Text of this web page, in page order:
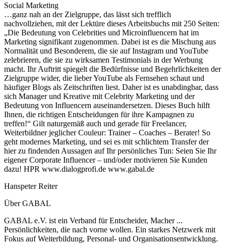
Social Marketing
…ganz nah an der Zielgruppe, das lässt sich trefflich
nachvollziehen, mit der Lektüre dieses Arbeitsbuchs mit 250 Seiten:
„Die Bedeutung von Celebrities und Microinfluencern hat im
Marketing signifikant zugenommen. Dabei ist es die Mischung aus
Normalität und Besonderem, die sie auf Instagram und YouTube
zelebrieren, die sie zu wirksamen Testimonials in der Werbung
macht. Ihr Auftritt spiegelt die Bedürfnisse und Begehrlichkeiten der
Zielgruppe wider, die lieber YouTube als Fernsehen schaut und
häufiger Blogs als Zeitschriften liest. Daher ist es unabdingbar, dass
sich Manager und Kreative mit Celebrity Marketing und der
Bedeutung von Influencern auseinandersetzen. Dieses Buch hilft
Ihnen, die richtigen Entscheidungen für ihre Kampagnen zu
treffen!“ Gilt naturgemäß auch und gerade für Freelancer,
Weiterbildner jeglicher Couleur: Trainer – Coaches – Berater! So
geht modernes Marketing, und sei es mit schlichtem Transfer der
hier zu findenden Aussagen auf Ihr persönliches Tun: Seien Sie Ihr
eigener Corporate Influencer – und/oder motivieren Sie Kunden
dazu! HPR www.dialogprofi.de www.gabal.de
Hanspeter Reiter
Über GABAL
GABAL e.V. ist ein Verband für Entscheider, Macher ...
Persönlichkeiten, die nach vorne wollen. Ein starkes Netzwerk mit
Fokus auf Weiterbildung, Personal- und Organisationsentwicklung.